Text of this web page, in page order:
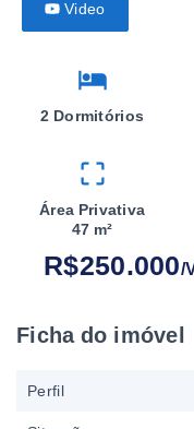
Video
2 Dormitórios
Área Privativa
47 m²
R$250.000/
Ficha do imóvel
Perfil